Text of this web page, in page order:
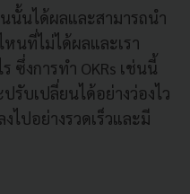
นั้นได้ผลและสามารถนำ
นที่ไม่ได้ผลและเรา
ซึ่งการทำ OKRs เช่นนี้
บเปลี่ยนได้อย่างว่องไว
ไปอย่างรวดเร็วและมี